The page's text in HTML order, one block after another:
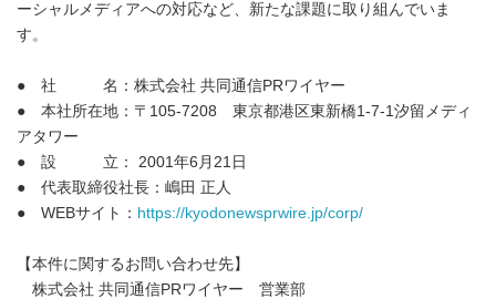
ーシャルメディアへの対応など、新たな課題に取り組んでいま
す。
● 社 名：株式会社 共同通信PRワイヤー
● 本社所在地：〒105-7208 東京都港区東新橋1-7-1汐留メディ
アタワー
● 設 立： 2001年6月21日
● 代表取締役社長：嶋田 正人
● WEBサイト： https://kyodonewsprwire.jp/corp/
【本件に関するお問い合わせ先】
株式会社 共同通信PRワイヤー 営業部